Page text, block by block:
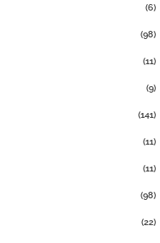
(6)
(98)
(11)
(9)
(141)
(11)
(11)
(98)
(22)